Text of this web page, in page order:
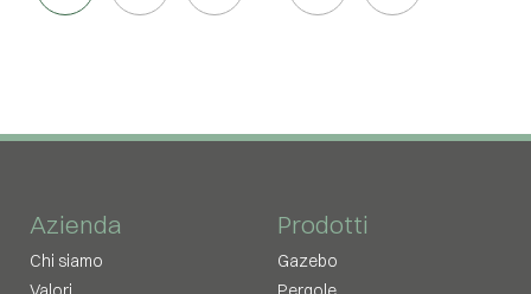
Azienda
Chi siamo
Prodotti
Gazebo